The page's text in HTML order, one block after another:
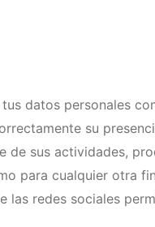
datos personales
su
de sus actividades,
para cualquier otra
las redes sociales